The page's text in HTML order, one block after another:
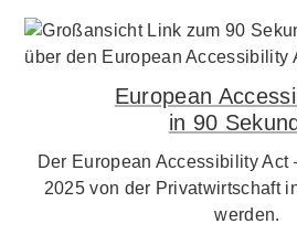
European
in 90
Der European Accessibility Act
2025 von der Privatwirtschaft
werden.